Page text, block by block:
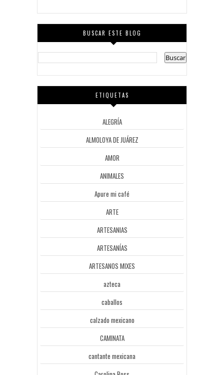
BUSCAR ESTE BLOG
ETIQUETAS
ALEGRÍA
ALMOLOYA DE JUÁREZ
AMOR
ANIMALES
Apure mi café
ARTE
ARTESANIAS
ARTESANÍAS
ARTESANOS MIXES
azteca
caballos
calzado mexicano
CAMINATA
cantante mexicana